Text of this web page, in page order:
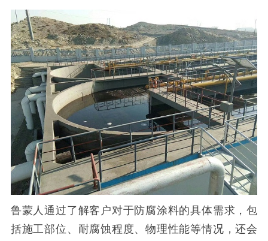
鲁蒙人通过了解客户对于防腐涂料的具体需求，包
括施工部位、耐腐蚀程度、物理性能等情况，还会